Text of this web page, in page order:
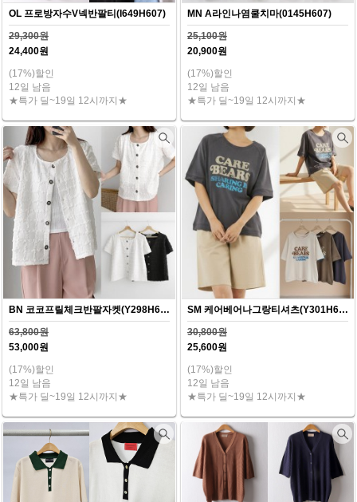
OL 프로방자수V넥반팔티(I649H607)
29,300원
24,400원
(17%)할인
12일 남음
★특가 딜~19일 12시까지★
MN A라인나염쿨치마(0145H607)
25,100원
20,900원
(17%)할인
12일 남음
★특가 딜~19일 12시까지★
BN 코코프릴체크반팔자켓(Y298H607)
63,800원
53,000원
(17%)할인
12일 남음
★특가 딜~19일 12시까지★
SM 케어베어나그랑티셔츠(Y301H607)
30,800원
25,600원
(17%)할인
12일 남음
★특가 딜~19일 12시까지★